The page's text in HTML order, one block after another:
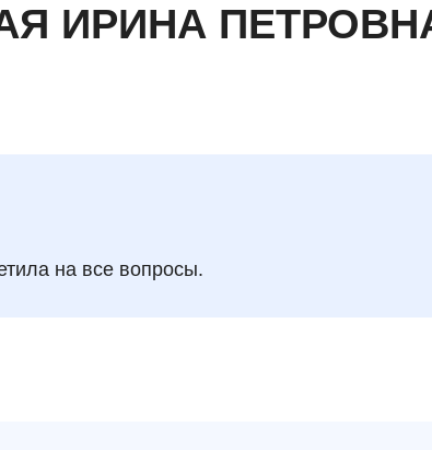
ИРИНА
на все вопросы.